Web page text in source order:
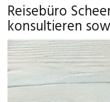
Reisebüro
konsultieren